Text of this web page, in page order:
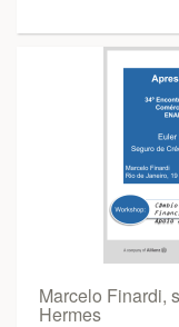
Marcelo Finardi,
Hermes